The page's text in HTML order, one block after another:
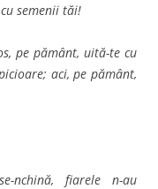
semenii tăi!
pe pământ, uită-te cu
aci, pe pământ,
nchină, fiarele n-au